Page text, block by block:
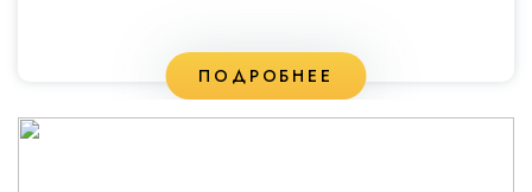
ПОДРОБНЕЕ